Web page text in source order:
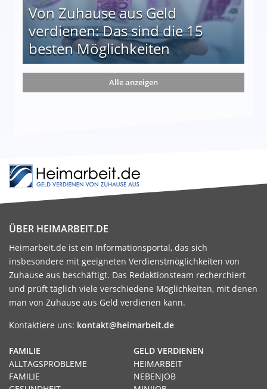
Von Zuhause aus Geld
verdienen: Das sind die 15
besten Möglichkeiten
die 15 besten Möglichkeiten
Alle anzeigen
ÜBER HEIMARBEIT.DE
Heimarbeit.de ist ein Informationsportal, das sich
insbesondere mit geeigneten Verdienstmöglichkeiten von
Zuhause aus beschäftigt. Das Redaktionsteam recherchiert
und prüft täglich viele verschiedene Möglichkeiten, mit denen
man von Zuhause aus Geld verdienen kann.
Kontaktiere uns: kontakt@heimarbeit.de
GELD VERDIENEN
HEIMARBEIT
NEBENJOB
FAMILIE
ALLTAGSPROBLEME
FAMILIE